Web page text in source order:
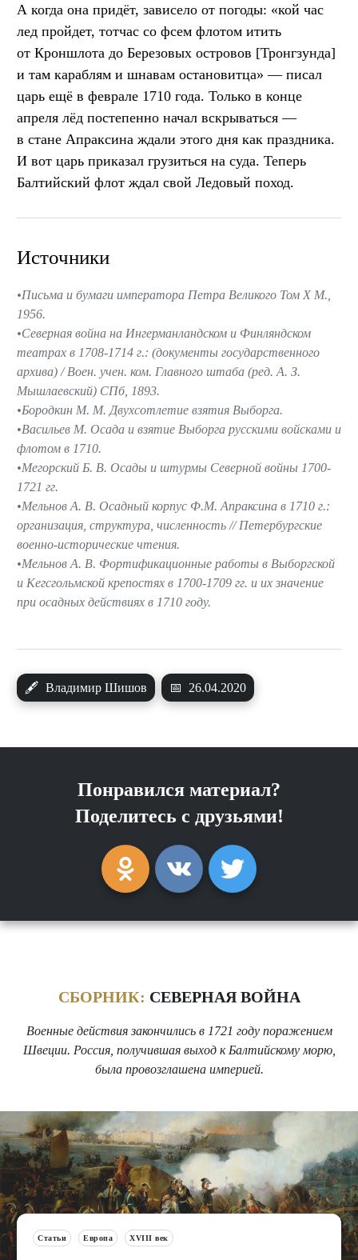
А когда она придёт, зависело от погоды: «кой час
лед пройдет, тотчас со фсем флотом итить
от Кроншлота до Березовых островов [Тронгзунда]
и там караблям и шнавам остановитца» — писал
царь ещё в феврале 1710 года. Только в конце
апреля лёд постепенно начал вскрываться —
в стане Апраксина ждали этого дня как праздника.
И вот царь приказал грузиться на суда. Теперь
Балтийский флот ждал свой Ледовый поход.
🖋 Владимир Шишов 📅 26.04.2020
Источники
Письма и бумаги императора Петра Великого Том X М.,
1956.
Северная война на Ингерманландском и Финляндском
театрах в 1708-1714 г.: (документы государственного
архива) / Воен. учен. ком. Главного штаба (ред. А. З.
Мышлаевский) СПб, 1893.
Бородкин М. М. Двухсотлетие взятия Выборга.
Васильев М. Осада и взятие Выборга русскими войсками и
флотом в 1710.
Мегорский Б. В. Осады и штурмы Северной войны 1700-
1721 гг.
Мельнов А. В. Осадный корпус Ф.М. Апраксина в 1710 г.:
организация, структура, численность // Петербургские
военно-исторические чтения.
Мельнов А. В. Фортификационные работы в Выборгской
и Кегсгольмской крепостях в 1700-1709 гг. и их значение
при осадных действиях в 1710 году.
Понравился материал?
Поделитесь с друзьями!
СБОРНИК: СЕВЕРНАЯ ВОЙНА
Военные действия закончились в 1721 году поражением
Швеции. Россия, получившая выход к Балтийскому морю,
была провозглашена империей.
Статьи Европа XVIII век